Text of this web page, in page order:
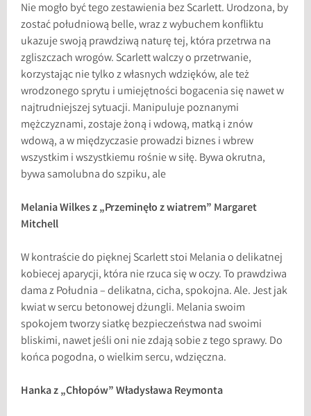
Nie mogło być tego zestawienia bez Scarlett. Urodzona, by
zostać południową belle, wraz z wybuchem konfliktu
ukazuje swoją prawdziwą naturę tej, która przetrwa na
zgliszczach wrogów. Scarlett walczy o przetrwanie,
korzystając nie tylko z własnych wdzięków, ale też
wrodzonego sprytu i umiejętności bogacenia się nawet w
najtrudniejszej sytuacji. Manipuluje poznanymi
mężczyznami, zostaje żoną i wdową, matką i znów
wdową, a w międzyczasie prowadzi biznes i wbrew
wszystkim i wszystkiemu rośnie w siłę. Bywa okrutna,
bywa samolubna do szpiku, ale
Melania Wilkes z „Przeminęło z wiatrem” Margaret
Mitchell
W kontraście do pięknej Scarlett stoi Melania o delikatnej
kobiecej aparycji, która nie rzuca się w oczy. To prawdziwa
dama z Południa – delikatna, cicha, spokojna. Ale. Jest jak
kwiat w sercu betonowej dżungli. Melania swoim
spokojem tworzy siatkę bezpieczeństwa nad swoimi
bliskimi, nawet jeśli oni nie zdają sobie z tego sprawy. Do
końca pogodna, o wielkim sercu, wdzięczna.
Hanka z „Chłopów” Władysława Reymonta